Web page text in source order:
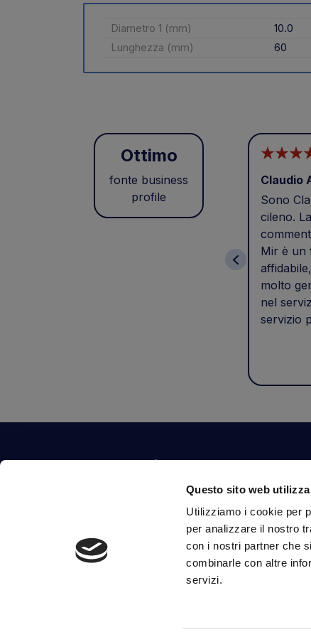
Questo sito web
Utilizziamo i cookie per
per analizzare il nostro
con i nostri partner che
combinarle con altre
servizi.
Diametro 1 (mm)
10.0
Lunghezza (mm)
60
Ottimo
fonte business
profile
Claudio
Sono
cileno.
Mir è un
molto
nel
servizio
Contattaci
mailinfo@mirsponde.it